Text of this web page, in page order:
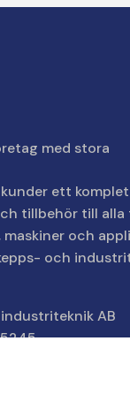
med stora
ett
tillbehör till alla
och appli
och
AB